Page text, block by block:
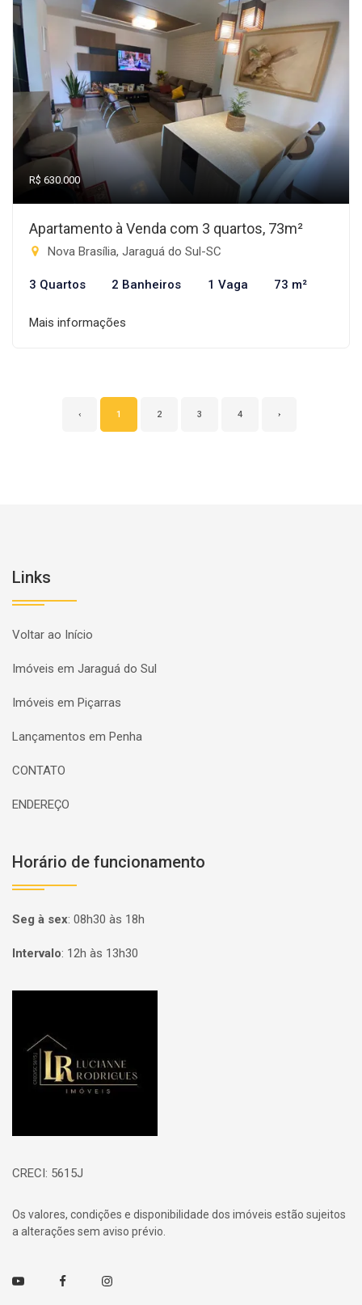
R$ 630.000
Apartamento à Venda com 3 quartos, 73m²
Nova Brasília, Jaraguá do Sul-SC
3 Quartos 2 Banheiros 1 Vaga 73 m²
Mais informações
‹ 1 2 3 4 ›
Links
Voltar ao Início
Imóveis em Jaraguá do Sul
Imóveis em Piçarras
Lançamentos em Penha
CONTATO
ENDEREÇO
Horário de funcionamento
Seg à sex: 08h30 às 18h
Intervalo: 12h às 13h30
CRECI: 5615J
Os valores, condições e disponibilidade dos imóveis estão sujeitos
a alterações sem aviso prévio.
Youtube FacebookInstagram